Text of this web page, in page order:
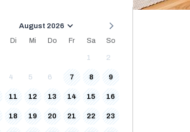
August 2026
Di Mi Do Fr Sa So
1 2
4 5 6 7 8 9
11 12 13 14 15 16
18 19 20 21 22 23